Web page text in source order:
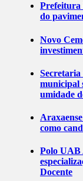
Prefeitura
do
Novo
Secretaria
municipal
umidade
como
Polo UAB
Docente